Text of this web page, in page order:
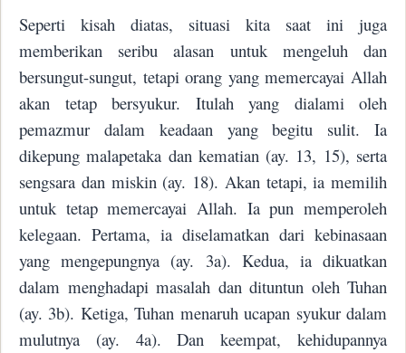
Seperti kisah diatas, situasi kita saat ini juga
memberikan seribu alasan untuk mengeluh dan
bersungut-sungut, tetapi orang yang memercayai Allah
akan tetap bersyukur. Itulah yang dialami oleh
pemazmur dalam keadaan yang begitu sulit. Ia
dikepung malapetaka dan kematian (ay. 13, 15), serta
sengsara dan miskin (ay. 18). Akan tetapi, ia memilih
untuk tetap memercayai Allah. Ia pun memperoleh
kelegaan. Pertama, ia diselamatkan dari kebinasaan
yang mengepungnya (ay. 3a). Kedua, ia dikuatkan
dalam menghadapi masalah dan dituntun oleh Tuhan
(ay. 3b). Ketiga, Tuhan menaruh ucapan syukur dalam
mulutnya (ay. 4a). Dan keempat, kehidupannya